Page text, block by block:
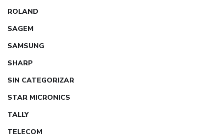
ROLAND
SAGEM
SAMSUNG
SHARP
SIN CATEGORIZAR
STAR MICRONICS
TALLY
TELECOM